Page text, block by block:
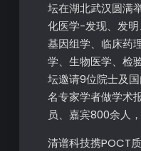
坛在湖北武汉圆满
化医学-发现、发
基因组学、临床药
学、生物医学、检
坛邀请9位院士及
名专家学者做学术
员、嘉宾800余人
清谱科技携POCT